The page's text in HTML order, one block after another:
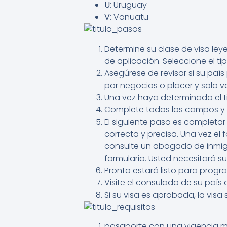
U: Uruguay
V: Vanuatu
Determine su clase de visa
de aplicación. Seleccione el
Asegúrese de revisar si su
por negocios o placer y solo
Una vez haya determinado el
Complete todos los campos y
El siguiente paso es
correcta y precisa. Una vez el
consulte un abogado de
formulario. Usted necesitará
Pronto estará listo para
Visite el consulado de su país
Si su visa es aprobada, la